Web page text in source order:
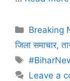
Breaking
जिला समाचार,
Leave a